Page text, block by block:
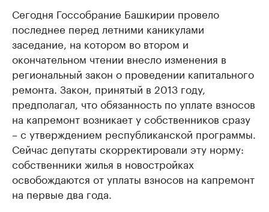
Сегодня Госсобрание Башкирии провело
последнее перед летними каникулами
заседание, на котором во втором и
окончательном чтении внесло изменения в
региональный закон о проведении капитального
ремонта. Закон, принятый в 2013 году,
предполагал, что обязанность по уплате взносов
на капремонт возникает у собственников сразу
– с утверждением республиканской программы.
Сейчас депутаты скорректировали эту норму:
собственники жилья в новостройках
освобождаются от уплаты взносов на капремонт
на первые два года.